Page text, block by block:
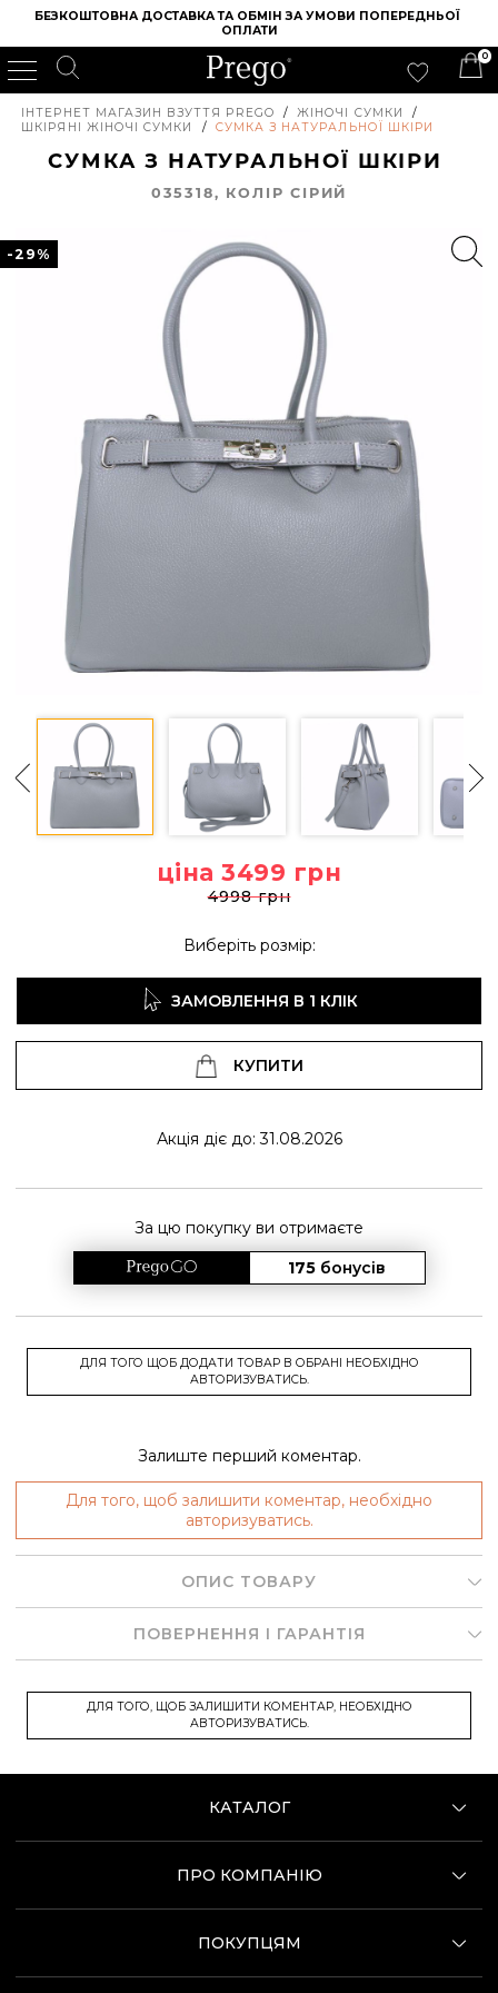
БЕЗКОШТОВНА ДОСТАВКА ТА ОБМІН ЗА УМОВИ ПОПЕРЕДНЬОЇ
ОПЛАТИ
0
ІНТЕРНЕТ МАГАЗИН ВЗУТТЯ PREGO / ЖІНОЧІ СУМКИ
/
ШКІРЯНІ ЖІНОЧІ СУМКИ
/ СУМКА З НАТУРАЛЬНОЇ ШКІРИ
СУМКА З НАТУРАЛЬНОЇ ШКІРИ
035318, КОЛIР СІРИЙ
-29%
ціна 3499 грн
4998 грн
Виберіть розмір:
ЗАМОВЛЕННЯ В 1 КЛІК
КУПИТИ
Акція діє до: 31.08.2026
За цю покупку ви отримаєте
175 бонусів
ДЛЯ ТОГО ЩОБ ДОДАТИ ТОВАР В ОБРАНІ НЕОБХІДНО
АВТОРИЗУВАТИСЬ.
Залиште перший коментар.
Для того, щоб залишити коментар, необхідно
авторизуватись.
ОПИС ТОВАРУ
ПОВЕРНЕННЯ І ГАРАНТІЯ
ДЛЯ ТОГО, ЩОБ ЗАЛИШИТИ КОМЕНТАР, НЕОБХІДНО
АВТОРИЗУВАТИСЬ.
КАТАЛОГ
ПРО КОМПАНІЮ
ПОКУПЦЯМ